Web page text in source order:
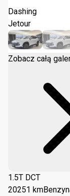
Jetour Dashing
Dashing
Jetour
Zobacz całą
1.5T DCT
20251 km